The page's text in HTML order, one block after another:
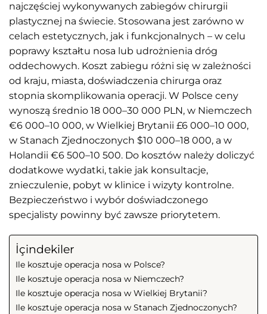
najczęściej wykonywanych zabiegów chirurgii
plastycznej na świecie. Stosowana jest zarówno w
celach estetycznych, jak i funkcjonalnych – w celu
poprawy kształtu nosa lub udrożnienia dróg
oddechowych. Koszt zabiegu różni się w zależności
od kraju, miasta, doświadczenia chirurga oraz
stopnia skomplikowania operacji. W Polsce ceny
wynoszą średnio 18 000–30 000 PLN, w Niemczech
€6 000–10 000, w Wielkiej Brytanii £6 000–10 000,
w Stanach Zjednoczonych $10 000–18 000, a w
Holandii €6 500–10 500. Do kosztów należy doliczyć
dodatkowe wydatki, takie jak konsultacje,
znieczulenie, pobyt w klinice i wizyty kontrolne.
Bezpieczeństwo i wybór doświadczonego
specjalisty powinny być zawsze priorytetem.
İçindekiler
Ile kosztuje operacja nosa w Polsce?
Ile kosztuje operacja nosa w Niemczech?
Ile kosztuje operacja nosa w Wielkiej Brytanii?
Ile kosztuje operacja nosa w Stanach Zjednoczonych?